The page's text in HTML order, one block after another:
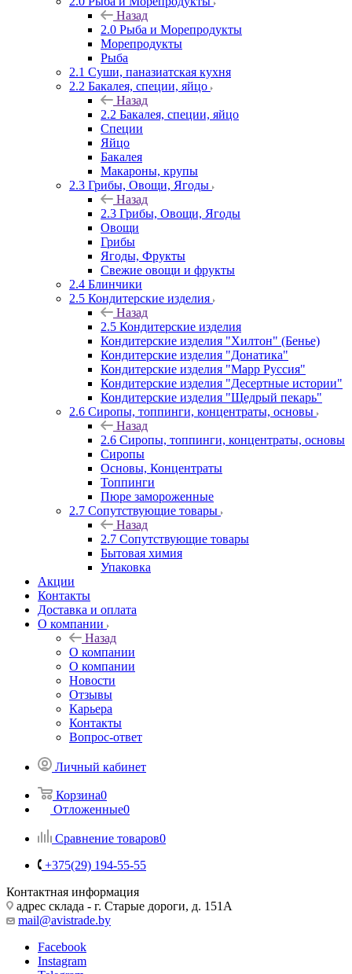
Назад
2.0 Рыба и Морепродукты
Морепродукты
Рыба
2.1 Суши, паназиатская кухня
2.2 Бакалея, специи, яйцо
Назад
2.2 Бакалея, специи, яйцо
Специи
Яйцо
Бакалея
Макароны, крупы
2.3 Грибы, Овощи, Ягоды
Назад
2.3 Грибы, Овощи, Ягоды
Овощи
Грибы
Ягоды, Фрукты
Свежие овощи и фрукты
2.4 Блинчики
2.5 Кондитерские изделия
Назад
2.5 Кондитерские изделия
Кондитерские изделия "Хилтон" (Бенье)
Кондитерские изделия "Донатика"
Кондитерские изделия "Марр Руссия"
Кондитерские изделия "Десертные истории"
Кондитерские изделия "Щедрый пекарь"
2.6 Сиропы, топпинги, концентраты, основы
Назад
2.6 Сиропы, топпинги, концентраты, основы
Сиропы
Основы, Концентраты
Топпинги
Пюре замороженные
2.7 Сопутствующие товары
Назад
2.7 Сопутствующие товары
Бытовая химия
Упаковка
Акции
Контакты
Доставка и оплата
О компании
Назад
О компании
О компании
Новости
Отзывы
Карьера
Контакты
Вопрос-ответ
Личный кабинет
Корзина0
Отложенные0
Сравнение товаров0
+375(29) 194-55-55
Контактная информация
адрес склада - г. Старые дороги, д. 151А
mail@avistrade.by
Facebook
Instagram